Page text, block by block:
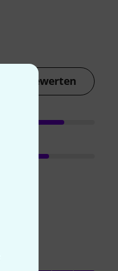
Jetzt bewerten